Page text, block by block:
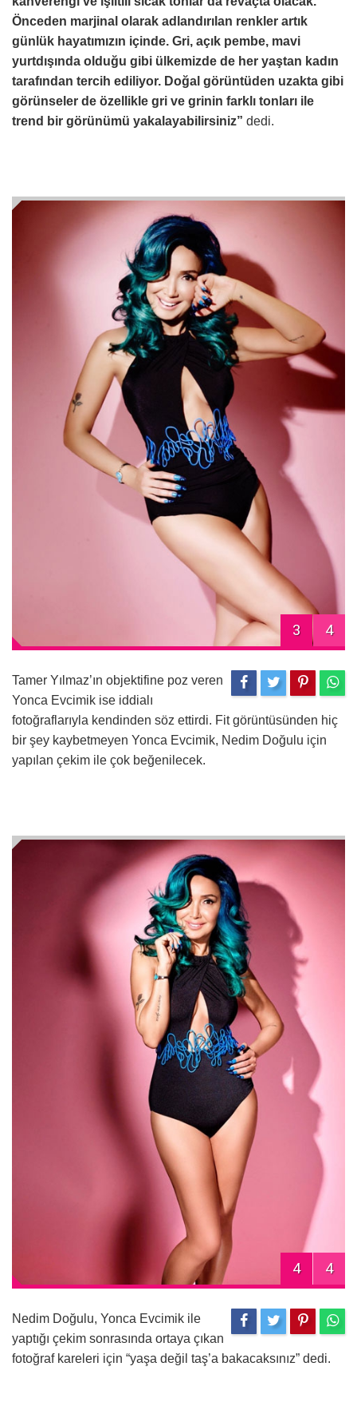
Önceden marjinal olarak adlandırılan renkler artık
günlük hayatımızın içinde. Gri, açık pembe, mavi
yurtdışında olduğu gibi ülkemizde de her yaştan kadın
tarafından tercih ediliyor. Doğal görüntüden uzakta gibi
görünseler de özellikle gri ve grinin farklı tonları ile
trend bir görünümü yakalayabilirsiniz” dedi.
3 4
Tamer Yılmaz’ın objektifine poz veren
Yonca Evcimik ise iddialı
fotoğraflarıyla kendinden söz ettirdi. Fit görüntüsünden hiç
bir şey kaybetmeyen Yonca Evcimik, Nedim Doğulu için
yapılan çekim ile çok beğenilecek.
4 4
Nedim Doğulu, Yonca Evcimik ile
yaptığı çekim sonrasında ortaya çıkan
fotoğraf kareleri için “yaşa değil taş’a bakacaksınız” dedi.